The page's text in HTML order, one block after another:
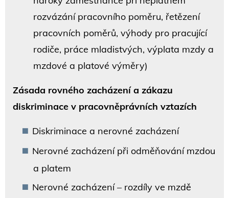
rozvázání pracovního poměru, řetězení
pracovních poměrů, výhody pro pracující
rodiče, práce mladistvých, výplata mzdy a
mzdové a platové výměry)
Zásada rovného zacházení a zákazu
diskriminace v pracovněprávních vztazích
Diskriminace a nerovné zacházení
Nerovné zacházení při odměňování mzdou
a platem
Nerovné zacházení – rozdíly ve mzdě